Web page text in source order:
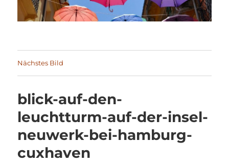
Nächstes Bild
blick-auf-den-
leuchtturm-auf-der-insel-
neuwerk-bei-hamburg-
cuxhaven